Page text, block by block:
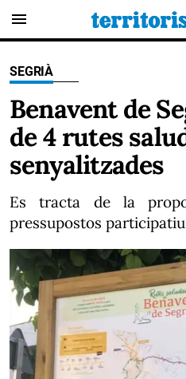
menu
SEGRIÀ
Benavent de
de 4 rutes
senyalitzades
Es tracta de la
pressupostos